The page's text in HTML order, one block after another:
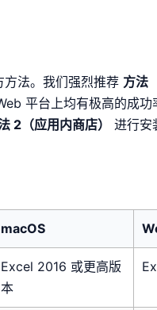
法。我们强烈推荐 方法
平台上均有极高的成功
2（应用内商店） 进行安
macOS
Excel 2016 或更高版
本